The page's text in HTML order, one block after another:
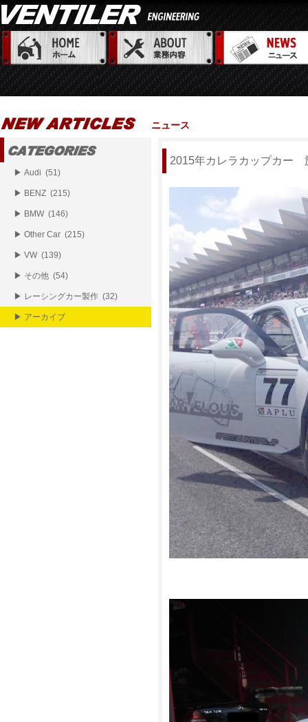
ニュース
2015年カレラカップカー
▶ Audi (51)
▶ BENZ (215)
▶ BMW (146)
▶ Other Car (215)
▶ VW (139)
▶ その他 (54)
▶ レーシングカー製作 (32)
▶ アーカイブ